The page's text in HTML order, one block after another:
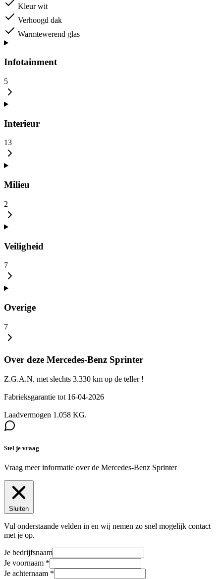
Kleur wit
Verhoogd dak
Warmtewerend glas
Infotainment
5
Interieur
13
Milieu
2
Veiligheid
7
Overige
7
Over deze Mercedes-Benz Sprinter
Z.G.A.N. met slechts 3.330 km op de teller !
Fabrieksgarantie tot 16-04-2026
Laadvermogen 1.058 KG.
Stel je vraag
Vraag meer informatie over de Mercedes-Benz Sprinter
Sluiten
Vul onderstaande velden in en wij nemen zo snel mogelijk contact
met je op.
Je bedrijfsnaam
Je voornaam
Je achternaam